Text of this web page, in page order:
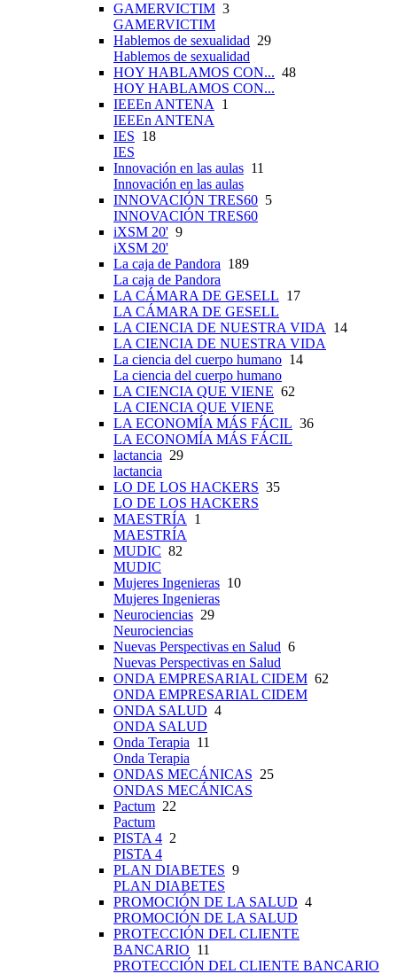
GAMERVICTIM 3
GAMERVICTIM
Hablemos de sexualidad 29
Hablemos de sexualidad
HOY HABLAMOS CON... 48
HOY HABLAMOS CON...
IEEEn ANTENA 1
IEEEn ANTENA
IES 18
IES
Innovación en las aulas 11
Innovación en las aulas
INNOVACIÓN TRES60 5
INNOVACIÓN TRES60
iXSM 20' 9
iXSM 20'
La caja de Pandora 189
La caja de Pandora
LA CÁMARA DE GESELL 17
LA CÁMARA DE GESELL
LA CIENCIA DE NUESTRA VIDA 14
LA CIENCIA DE NUESTRA VIDA
La ciencia del cuerpo humano 14
La ciencia del cuerpo humano
LA CIENCIA QUE VIENE 62
LA CIENCIA QUE VIENE
LA ECONOMÍA MÁS FÁCIL 36
LA ECONOMÍA MÁS FÁCIL
lactancia 29
lactancia
LO DE LOS HACKERS 35
LO DE LOS HACKERS
MAESTRÍA 1
MAESTRÍA
MUDIC 82
MUDIC
Mujeres Ingenieras 10
Mujeres Ingenieras
Neurociencias 29
Neurociencias
Nuevas Perspectivas en Salud 6
Nuevas Perspectivas en Salud
ONDA EMPRESARIAL CIDEM 62
ONDA EMPRESARIAL CIDEM
ONDA SALUD 4
ONDA SALUD
Onda Terapia 11
Onda Terapia
ONDAS MECÁNICAS 25
ONDAS MECÁNICAS
Pactum 22
Pactum
PISTA 4 2
PISTA 4
PLAN DIABETES 9
PLAN DIABETES
PROMOCIÓN DE LA SALUD 4
PROMOCIÓN DE LA SALUD
PROTECCIÓN DEL CLIENTE
BANCARIO 11
PROTECCIÓN DEL CLIENTE BANCARIO